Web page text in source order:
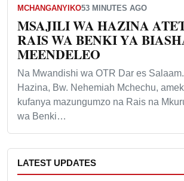
MCHANGANYIKO53 MINUTES AGO
MSAJILI WA HAZINA
RAIS WA BENKI YA
MEENDELEO
Na Mwandishi wa OTR Dar es
Hazina, Bw. Nehemiah Mchechu,
kufanya mazungumzo na Rais na
wa Benki…
LATEST UPDATES